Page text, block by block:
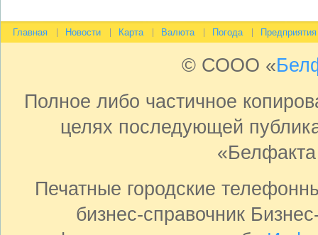
Главная Новости Карта Валюта Погода Предприятия
© СООО «
Полное либо частичное
целях последующей
Печатные городские
бизнес-справочник